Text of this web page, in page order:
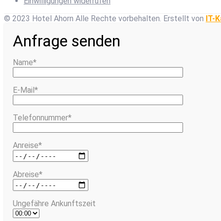
© 2023 Hotel Ahorn Alle Rechte vorbehalten. Erstellt von IT-
Anfrage senden
Name*
E-Mail*
Telefonnummer*
Anreise*
Abreise*
Ungefähre Ankunftszeit